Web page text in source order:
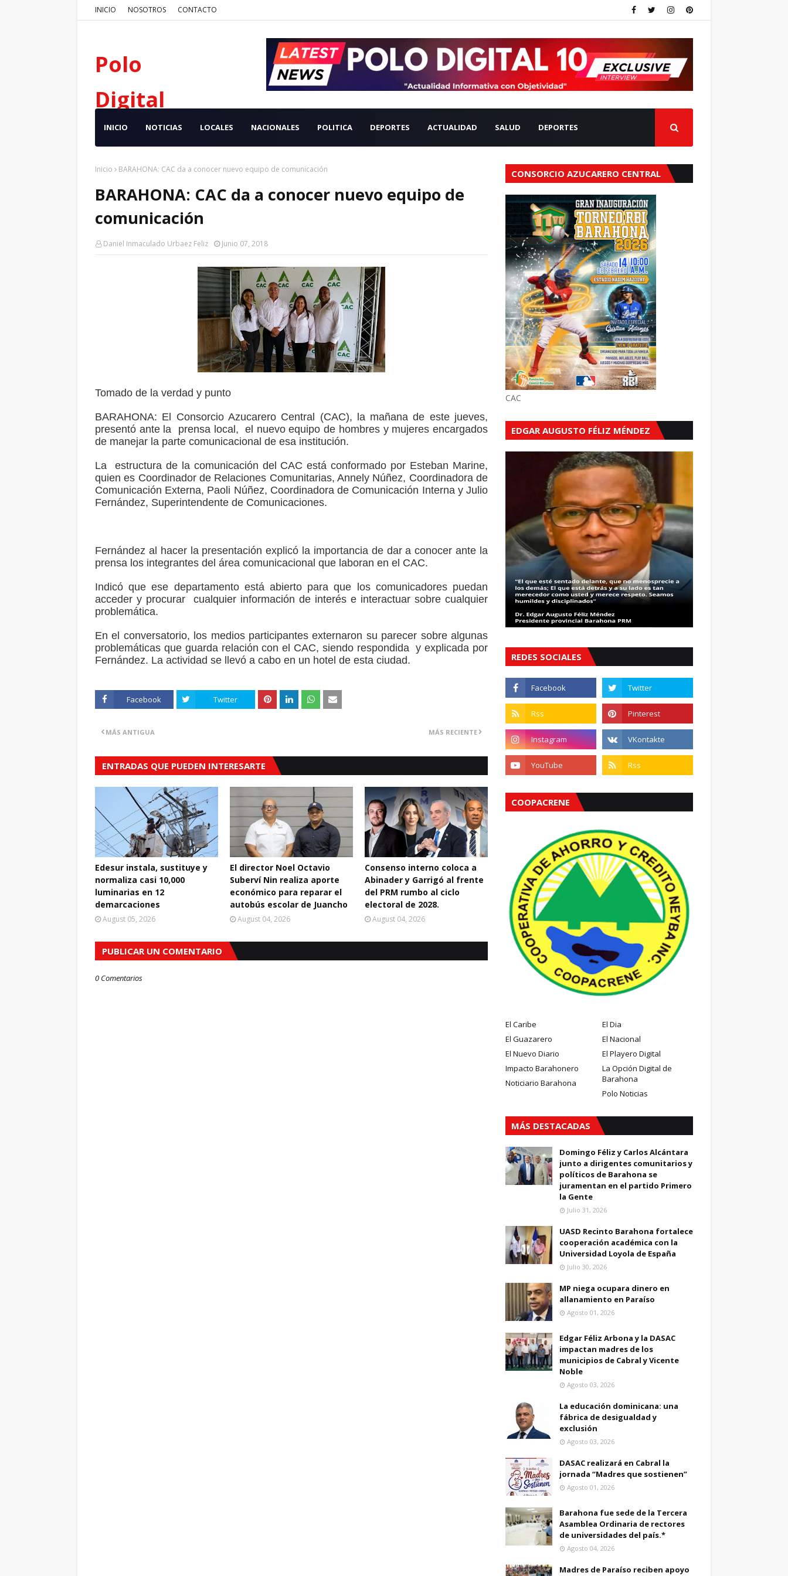
INICIO NOSOTROS CONTACTO
Polo
Digital
INICIO NOTICIAS LOCALES NACIONALES POLITICA DEPORTES ACTUALIDAD SALUD DEPORTES
Inicio BARAHONA: CAC da a conocer nuevo equipo de comunicación
BARAHONA: CAC da a conocer nuevo equipo de
comunicación
Daniel Inmaculado Urbaez Feliz Junio 07, 2018
Tomado de la verdad y punto
BARAHONA: El Consorcio Azucarero Central (CAC), la mañana de este jueves,
presentó ante la prensa local, el nuevo equipo de hombres y mujeres encargados
de manejar la parte comunicacional de esa institución.
La estructura de la comunicación del CAC está conformado por Esteban Marine,
quien es Coordinador de Relaciones Comunitarias, Annely Núñez, Coordinadora de
Comunicación Externa, Paoli Núñez, Coordinadora de Comunicación Interna y Julio
Fernández, Superintendente de Comunicaciones.
Fernández al hacer la presentación explicó la importancia de dar a conocer ante la
prensa los integrantes del área comunicacional que laboran en el CAC.
Indicó que ese departamento está abierto para que los comunicadores puedan
acceder y procurar cualquier información de interés e interactuar sobre cualquier
problemática.
En el conversatorio, los medios participantes externaron su parecer sobre algunas
problemáticas que guarda relación con el CAC, siendo respondida y explicada por
Fernández. La actividad se llevó a cabo en un hotel de esta ciudad.
Facebook Twitter
MÁS RECIENTE
MÁS ANTIGUA
ENTRADAS QUE PUEDEN INTERESARTE
Edesur instala, sustituye y
normaliza casi 10,000
luminarias en 12
demarcaciones
August 05, 2026
El director Noel Octavio
Suberví Nin realiza aporte
económico para reparar el
autobús escolar de Juancho
August 04, 2026
Consenso interno coloca a
Abinader y Garrigó al frente
del PRM rumbo al ciclo
electoral de 2028.
August 04, 2026
PUBLICAR UN COMENTARIO
0 Comentarios
CONSORCIO AZUCARERO CENTRAL
CAC
EDGAR AUGUSTO FÉLIZ MÉNDEZ
REDES SOCIALES
COOPACRENE
El Caribe
El Dia
El Guazarero
El Nacional
El Nuevo Diario
El Playero Digital
Impacto Barahonero
La Opción Digital de
Barahona
Noticiario Barahona
Polo Noticias
MÁS DESTACADAS
Domingo Féliz y Carlos Alcántara
junto a dirigentes comunitarios y
políticos de Barahona se
juramentan en el partido Primero
la Gente
Julio 31, 2026
UASD Recinto Barahona fortalece
cooperación académica con la
Universidad Loyola de España
Julio 30, 2026
MP niega ocupara dinero en
allanamiento en Paraíso
Agosto 01, 2026
Edgar Féliz Arbona y la DASAC
impactan madres de los
municipios de Cabral y Vicente
Noble
Agosto 03, 2026
La educación dominicana: una
fábrica de desigualdad y
exclusión
Agosto 03, 2026
DASAC realizará en Cabral la
jornada “Madres que sostienen”
Agosto 01, 2026
Barahona fue sede de la Tercera
Asamblea Ordinaria de rectores
de universidades del país.*
Agosto 04, 2026
Madres de Paraíso reciben apoyo